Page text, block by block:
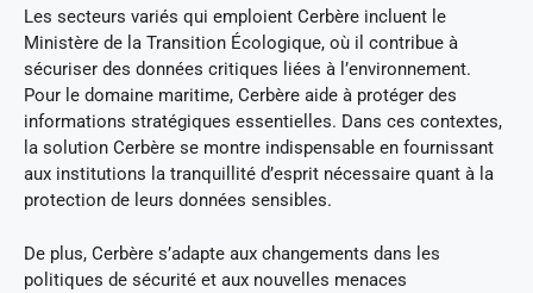
Les secteurs variés qui emploient Cerbère incluent le
Ministère de la Transition Écologique, où il contribue à
sécuriser des données critiques liées à l’environnement.
Pour le domaine maritime, Cerbère aide à protéger des
informations stratégiques essentielles. Dans ces contextes,
la solution Cerbère se montre indispensable en fournissant
aux institutions la tranquillité d’esprit nécessaire quant à la
protection de leurs données sensibles.
De plus, Cerbère s’adapte aux changements dans les
politiques de sécurité et aux nouvelles menaces